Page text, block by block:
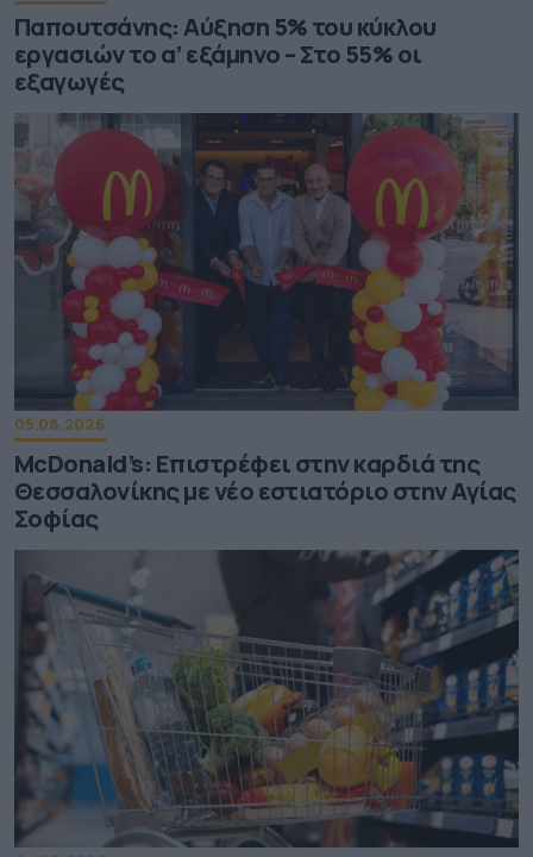
Παπουτσάνης: Αύξηση 5% του κύκλου
εργασιών το α’ εξάμηνο – Στο 55% οι
εξαγωγές
05.08.2026
McDonald’s: Επιστρέφει στην καρδιά της
Θεσσαλονίκης με νέο εστιατόριο στην Αγίας
Σοφίας